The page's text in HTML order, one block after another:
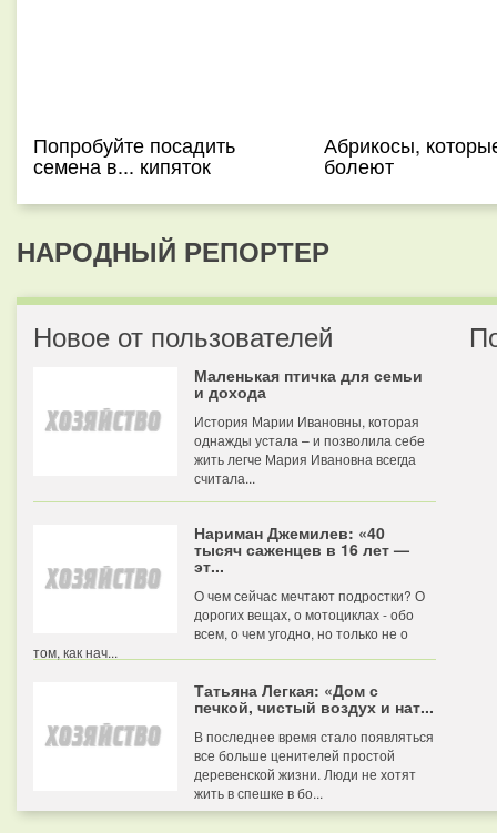
Попробуйте посадить
семена в... кипяток
Абрикосы,
болеют
НАРОДНЫЙ РЕПОРТЕР
Новое от пользователей
Маленькая птичка для семьи
и дохода
История Марии Ивановны, которая
однажды устала – и позволила себе
жить легче Мария Ивановна всегда
считала...
Нариман Джемилев: «40
тысяч саженцев в 16 лет —
эт...
О чем сейчас мечтают подростки? О
дорогих вещах, о мотоциклах - обо
всем, о чем угодно, но только не о
том, как нач...
Татьяна Легкая: «Дом с
печкой, чистый воздух и нат...
В последнее время стало появляться
все больше ценителей простой
деревенской жизни. Люди не хотят
жить в спешке в бо...